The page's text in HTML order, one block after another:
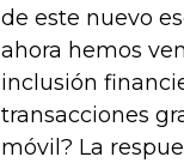
de este nuevo
ahora hemos
inclusión
transacciones
móvil? La